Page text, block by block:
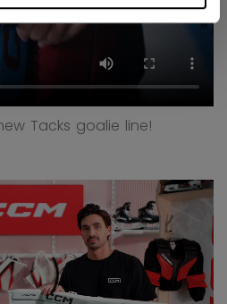
Tacks goalie line!